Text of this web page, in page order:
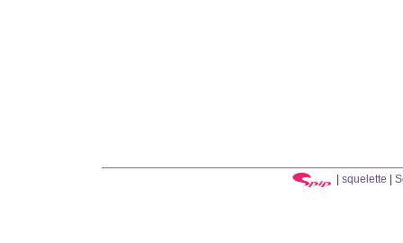
| squelette |